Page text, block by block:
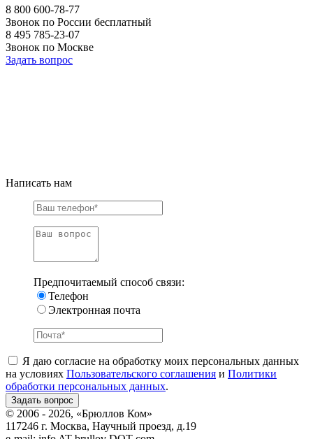
8 800 600-78-77
Звонок по России бесплатный
8 495 785-23-07
Звонок по Москве
Задать вопрос
Написать нам
Предпочитаемый способ связи:
Телефон
Электронная почта
Я даю согласие на обработку моих персональных данных
на условиях Пользовательского соглашения и Политики
обработки персональных данных.
© 2006 - 2026, «Брюллов Ком»
117246 г. Москва, Научный проезд, д.19